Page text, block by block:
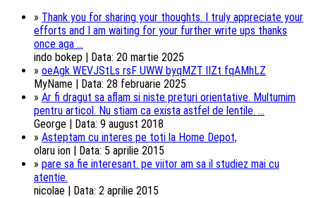
» Thank you for sharing your thoughts. I truly appreciate your
efforts and I am waiting for your further write ups thanks
once aga ...
indo bokep | Data: 20 martie 2025
» oeAgk WEVJStLs rsF UWW byqMZT lIZt fqAMhLZ
MyName | Data: 28 februarie 2025
» Ar fi dragut sa aflam si niste preturi orientative. Multumim
pentru articol. Nu stiam ca exista astfel de lentile. ...
George | Data: 9 august 2018
» Asteptam cu interes pe toti la Home Depot,
olaru ion | Data: 5 aprilie 2015
» pare sa fie interesant. pe viitor am sa il studiez mai cu
atentie.
nicolae | Data: 2 aprilie 2015